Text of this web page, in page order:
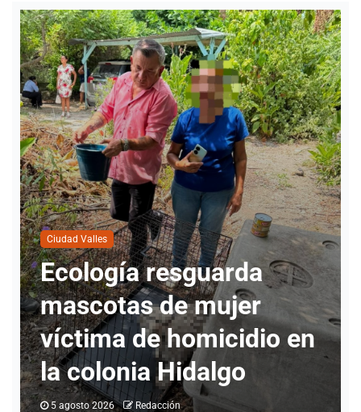
Ciudad Valles
Ecología resguarda
mascotas de mujer
víctima de homicidio en
la colonia Hidalgo
5 agosto 2026 Redacción